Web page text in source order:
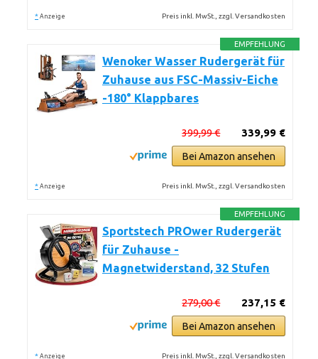
* Anzeige Preis inkl. MwSt., zzgl. Versandkosten
EMPFEHLUNG
Wenoker Wasser Rudergerät für
Zuhause aus FSC-Massiv-Eiche
-180° Klappbares
339,99 €
399,99 €
Bei Amazon ansehen
* Anzeige Preis inkl. MwSt., zzgl. Versandkosten
EMPFEHLUNG
Sportstech PROwer Rudergerät
für Zuhause -
Magnetwiderstand, 32 Stufen
237,15 €
279,00 €
Bei Amazon ansehen
* Anzeige Preis inkl. MwSt., zzgl. Versandkosten